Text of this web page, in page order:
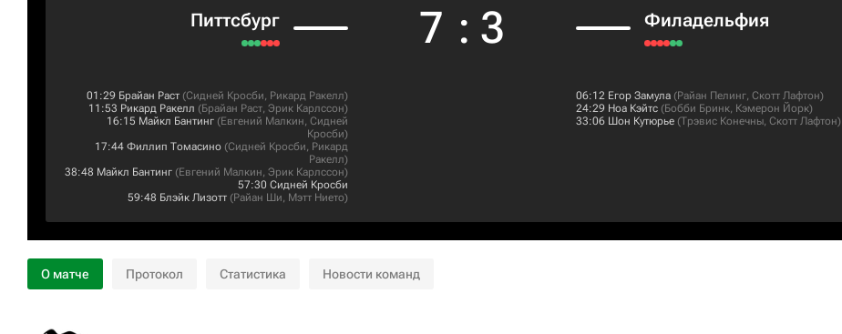
Питтсбург 7 : 3 Филадельфия
01:29 Брайан Раст (Сидней Кросби, Рикард Ракелл)
11:53 Рикард Ракелл (Брайан Раст, Эрик Карлссон)
16:15 Майкл Бантинг (Евгений Малкин, Сидней
Кросби)
17:44 Филлип Томасино (Сидней Кросби, Рикард
Ракелл)
38:48 Майкл Бантинг (Евгений Малкин, Эрик Карлссон)
57:30 Сидней Кросби
59:48 Блэйк Лизотт (Райан Ши, Мэтт Нието)
06:12 Егор Замула (Райан Пелинг, Скотт Лафтон)
24:29 Ноа Кэйтс (Бобби Бринк, Кэмерон Йорк)
33:06 Шон Кутюрье (Трэвис Конечны, Скотт Лафтон)
О матче Протокол Статистика Новости команд